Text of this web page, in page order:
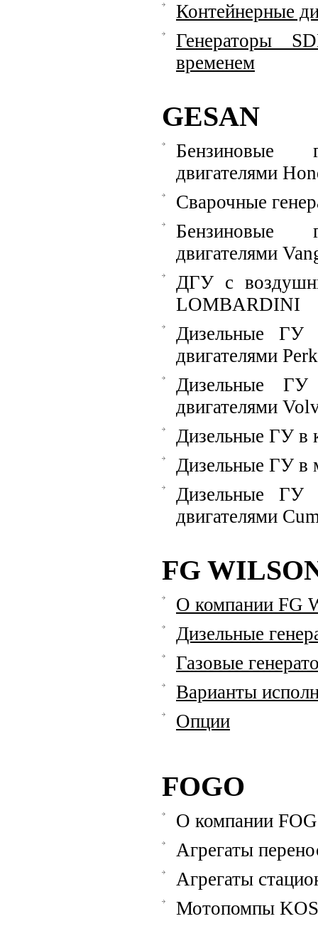
Контейнерные
Генераторы
временем
GESAN
Бензиновые
двигателями
Сварочные
Бензиновые
двигателями
ДГУ с
LOMBARDINI
Дизельные ГУ
двигателями
Дизельные ГУ
двигателями
Дизельные ГУ в
Дизельные ГУ в
Дизельные ГУ
двигателями
FG
О компании FG
Дизельные
Газовые
Варианты
Опции
FOGO
О компании
Агрегаты
Агрегаты
Мотопомпы